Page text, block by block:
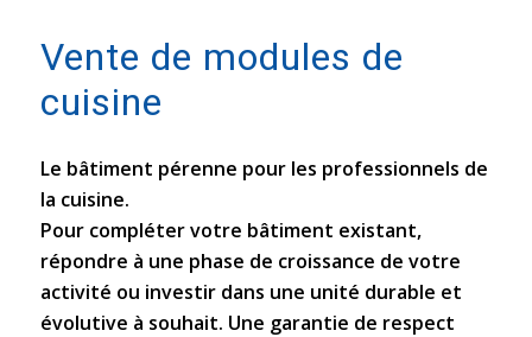
Vente de modules de
cuisine
Le bâtiment pérenne pour les professionnels de
la cuisine.
Pour compléter votre bâtiment existant,
répondre à une phase de croissance de votre
activité ou investir dans une unité durable et
évolutive à souhait. Une garantie de respect